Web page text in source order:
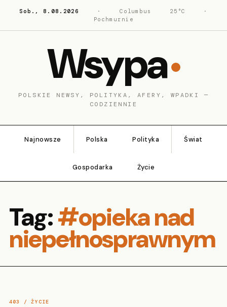
Sob., 8.08.2026 · Columbus 25°C
·
Pochmurnie
Wsypa
POLSKIE NEWSY, POLITYKA, AFERY, WPADKI —
CODZIENNIE
Najnowsze Polska Polityka Świat
Gospodarka Życie
Tag:#opieka nad
niepełnosprawnym
403 / ŻYCIE